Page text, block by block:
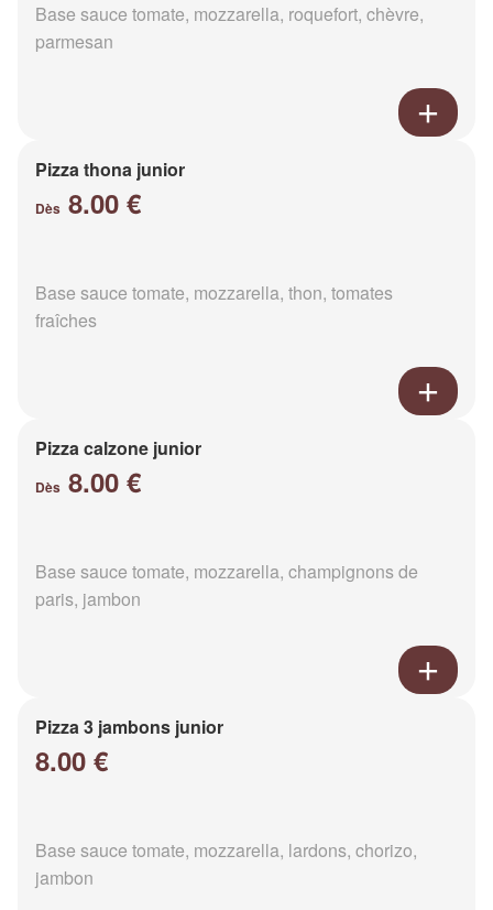
Base sauce tomate, mozzarella, roquefort, chèvre,
parmesan
Pizza thona junior
Dès 8.00 €
Base sauce tomate, mozzarella, thon, tomates
fraîches
Pizza calzone junior
Dès 8.00 €
Base sauce tomate, mozzarella, champignons de
paris, jambon
Pizza 3 jambons junior
8.00 €
Base sauce tomate, mozzarella, lardons, chorizo,
jambon